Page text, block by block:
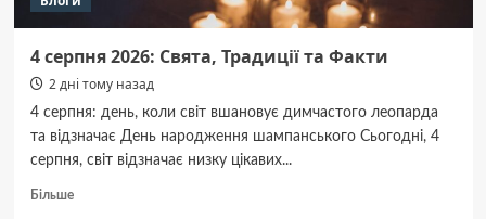
4 серпня 2026: Свята, Традиції та Факти
2 дні тому назад
4 серпня: день, коли світ вшановує димчастого леопарда
та відзначає День народження шампанського Сьогодні, 4
серпня, світ відзначає низку цікавих...
БільшеДокладніше